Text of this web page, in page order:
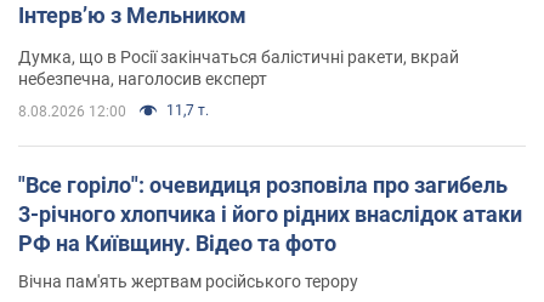
Інтерв’ю з Мельником
Думка, що в Росії закінчаться балістичні ракети, вкрай
небезпечна, наголосив експерт
8.08.2026 12:00 11,7 т.
"Все горіло": очевидиця розповіла про загибель
3-річного хлопчика і його рідних внаслідок атаки
РФ на Київщину. Відео та фото
Вічна пам'ять жертвам російського терору